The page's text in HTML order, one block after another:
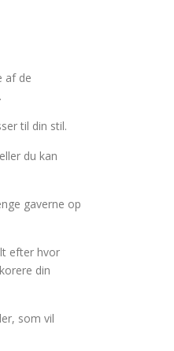
af de
til din stil.
du kan
gaverne op
efter hvor
din
som vil